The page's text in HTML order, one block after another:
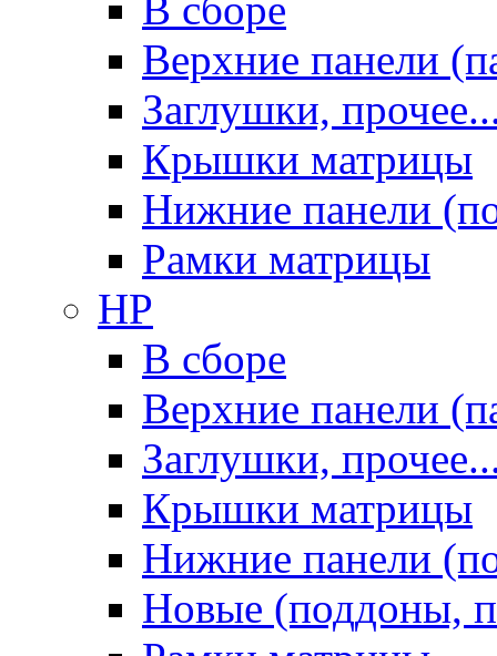
Верхние панели
Заглушки,
Крышки матрицы
Нижние панели
Рамки матрицы
HP
В сборе
Верхние панели
Заглушки,
Крышки матрицы
Нижние панели
Новые (поддоны,